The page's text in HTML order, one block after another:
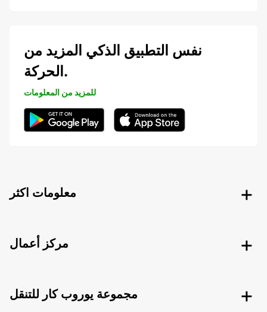
نفس التطبيق الذكي المزيد من
الحركة.
للمزيد من المعلومات
معلومات اكثر
مركز أعمال
مجموعة يوروب كار للتنقل